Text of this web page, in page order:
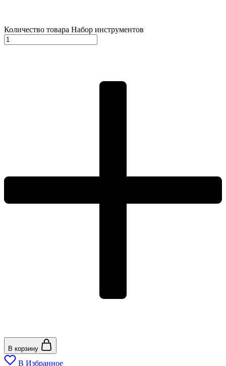
Количество товара Набор инструментов
В корзину
В Избранное